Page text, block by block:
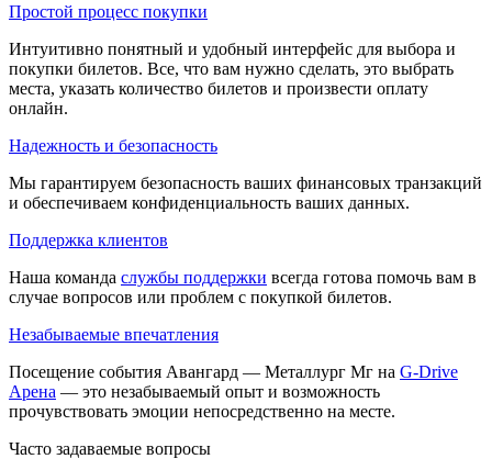
Простой процесс покупки
Интуитивно понятный и удобный интерфейс для выбора и
покупки билетов. Все, что вам нужно сделать, это выбрать
места, указать количество билетов и произвести оплату
онлайн.
Надежность и безопасность
Мы гарантируем безопасность ваших финансовых транзакций
и обеспечиваем конфиденциальность ваших данных.
Поддержка клиентов
Наша команда службы поддержки всегда готова помочь вам в
случае вопросов или проблем с покупкой билетов.
Незабываемые впечатления
Посещение события Авангард — Металлург Мг на G-Drive
Арена — это незабываемый опыт и возможность
прочувствовать эмоции непосредственно на месте.
Часто задаваемые вопросы